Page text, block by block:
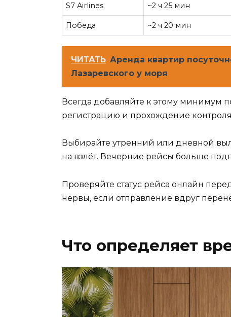
S7 Airlines ~2 ч 25 мин
Победа ~2 ч 20 мин
ЧИТАТЬ Аренда квартир
Лазаревского у моря
Всегда добавляйте к этому минимум
регистрацию и прохождение
Выбирайте утренний или дневной
на взлёт. Вечерние рейсы больше
Проверяйте статус рейса онлайн
нервы, если отправление вдруг
Что определяет